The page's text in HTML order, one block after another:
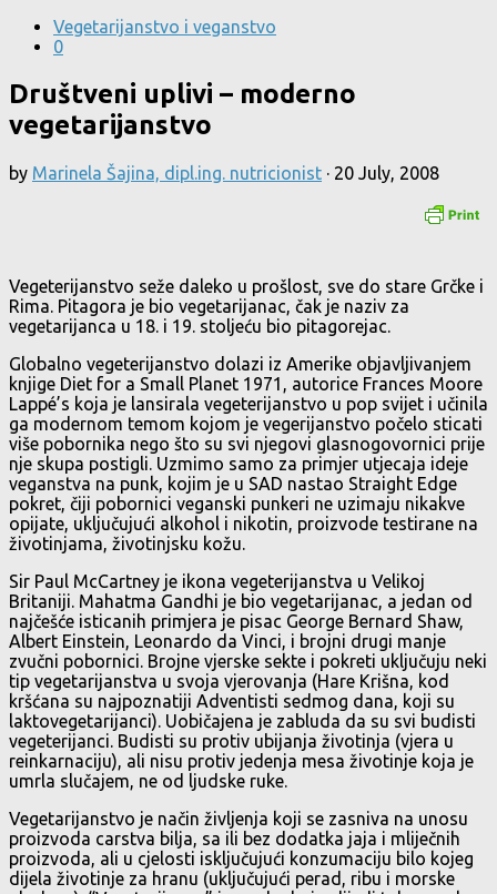
Vegetarijanstvo i veganstvo
0
Društveni uplivi – moderno
vegetarijanstvo
by Marinela Šajina, dipl.ing. nutricionist · 20 July, 2008
Vegeterijanstvo seže daleko u prošlost, sve do stare Grčke i
Rima. Pitagora je bio vegetarijanac, čak je naziv za
vegetarijanca u 18. i 19. stoljeću bio pitagorejac.
Globalno vegeterijanstvo dolazi iz Amerike objavljivanjem
knjige Diet for a Small Planet 1971, autorice Frances Moore
Lappé’s koja je lansirala vegeterijanstvo u pop svijet i učinila
ga modernom temom kojom je vegerijanstvo počelo sticati
više pobornika nego što su svi njegovi glasnogovornici prije
nje skupa postigli. Uzmimo samo za primjer utjecaja ideje
veganstva na punk, kojim je u SAD nastao Straight Edge
pokret, čiji pobornici veganski punkeri ne uzimaju nikakve
opijate, uključujući alkohol i nikotin, proizvode testirane na
životinjama, životinjsku kožu.
Sir Paul McCartney je ikona vegeterijanstva u Velikoj
Britaniji. Mahatma Gandhi je bio vegetarijanac, a jedan od
najčešće isticanih primjera je pisac George Bernard Shaw,
Albert Einstein, Leonardo da Vinci, i brojni drugi manje
zvučni pobornici. Brojne vjerske sekte i pokreti uključuju neki
tip vegetarijanstva u svoja vjerovanja (Hare Krišna, kod
kršćana su najpoznatiji Adventisti sedmog dana, koji su
laktovegetarijanci). Uobičajena je zabluda da su svi budisti
vegeterijanci. Budisti su protiv ubijanja životinja (vjera u
reinkarnaciju), ali nisu protiv jedenja mesa životinje koja je
umrla slučajem, ne od ljudske ruke.
Vegetarijanstvo je način življenja koji se zasniva na unosu
proizvoda carstva bilja, sa ili bez dodatka jaja i mliječnih
proizvoda, ali u cjelosti isključujući konzumaciju bilo kojeg
dijela životinje za hranu (uključujući perad, ribu i morske